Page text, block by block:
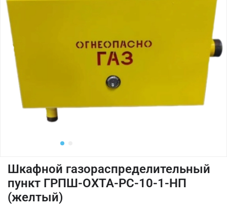
Шкафной газораспределительный
пункт ГРПШ-ОХТА-РС-10-1-НП
(желтый)